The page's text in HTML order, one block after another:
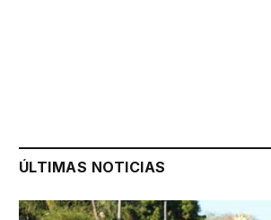
ÚLTIMAS NOTICIAS